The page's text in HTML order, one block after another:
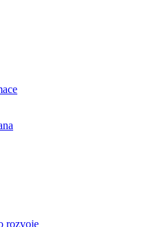
rozvoje